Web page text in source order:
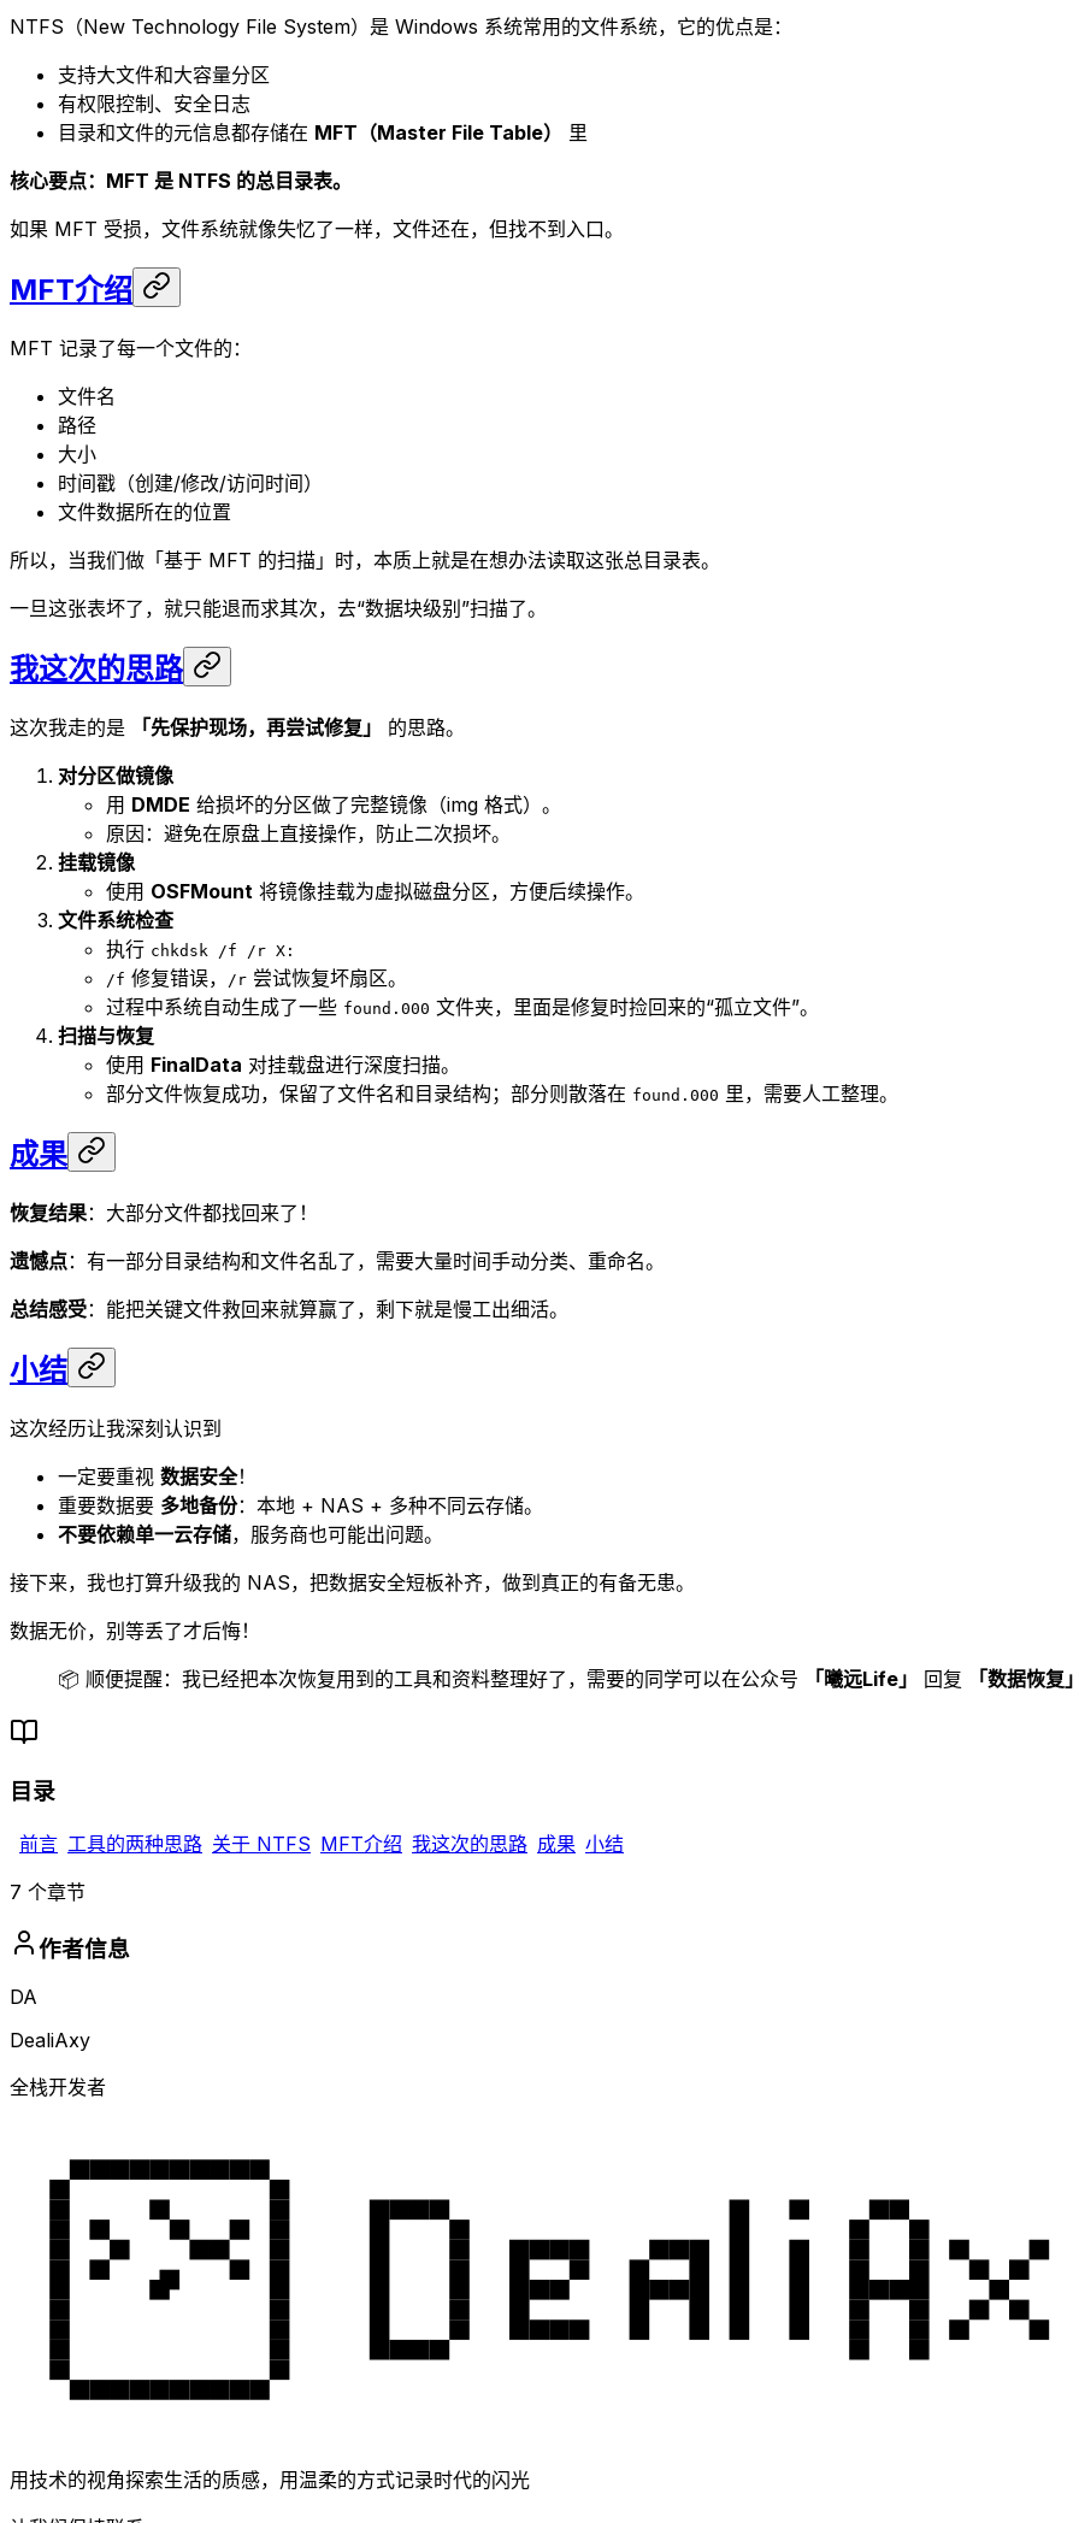
NTFS（New Technology File System）是 Windows 系统常用的文件系统，它的优点是：
支持大文件和大容量分区
有权限控制、安全日志
目录和文件的元信息都存储在 MFT（Master File Table）
里
核心要点：MFT 是 NTFS 的总目录表。
如果 MFT 受损，文件系统就像失忆了一样，文件还在，但找不到入口。
MFT介绍
MFT 记录了每一个文件的：
文件名
路径
大小
时间戳（创建/修改/访问时间）
文件数据所在的位置
所以，当我们做「基于 MFT 的扫描」时，本质上就是在想办法读取这张总目录表。
一旦这张表坏了，就只能退而求其次，去“数据块级别”扫描了。
我这次的思路
这次我走的是 「先保护现场，再尝试修复」
的思路。
对分区做镜像
用 DMDE 给损坏的分区做了完整镜像（img 格式）。
原因：避免在原盘上直接操作，防止二次损坏。
挂载镜像
使用 OSFMount 将镜像挂载为虚拟磁盘分区，方便后续操作。
文件系统检查
执行 chkdsk /f /r X:
/f 修复错误， /r 尝试恢复坏扇区。
过程中系统自动生成了一些 found.000 文件夹，里面是修复时捡回来的“孤立文件”。
扫描与恢复
使用 FinalData 对挂载盘进行深度扫描。
部分文件恢复成功，保留了文件名和目录结构；部分则散落在 found.000 里，需要人工整理。
成果
恢复结果：大部分文件都找回来了！
遗憾点：有一部分目录结构和文件名乱了，需要大量时间手动分类、重命名。
总结感受：能把关键文件救回来就算赢了，剩下就是慢工出细活。
小结
这次经历让我深刻认识到
一定要重视 数据安全！
重要数据要 多地备份：本地 + NAS + 多种不同云存储。
不要依赖单一云存储，服务商也可能出问题。
接下来，我也打算升级我的 NAS，把数据安全短板补齐，做到真正的有备无患。
数据无价，别等丢了才后悔！
📦 顺便提醒：我已经把本次恢复用到的工具和资料整理好了，需要的同学可以在公众号
「曦远Life」 回复 「数据恢复」
目录
前言 工具的两种思路 关于 NTFS MFT介绍 我这次的思路 成果 小结
7 个章节
作者信息
DA
DealiAxy
全栈开发者
用技术的视角探索生活的质感，用温柔的方式记录时代的闪光